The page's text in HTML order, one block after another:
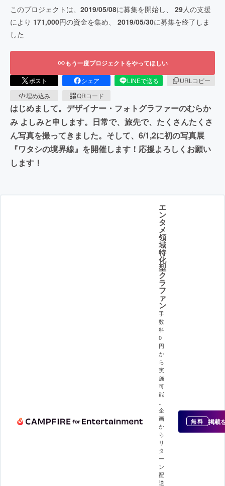
このプロジェクトは、 2019/05/08に募集を開始し、 29人の支援
により 171,000円の資金を集め、 2019/05/30に募集を終了しま
した
もう一度プロジェクトをやってほしい
ポスト シェア LINEで送る
URLコピー
埋め込み
QRコード
はじめまして。デザイナー・フォトグラファーのむらか
み よしみと申します。日常で、旅先で、たくさんたくさ
ん写真を撮ってきました。そして、6/1,2に初の写真展
『ワタシの境界線』を開催します！応援よろしくお願い
します！
エ
ン
タ
メ
領
域
特
化
型
ク
ラ
フ
ァ
ン
手
数
料
0
円
か
ら
実
施
可
能
企
画
か
ら
リ
タ
ー
ン
配
送
無料 掲載